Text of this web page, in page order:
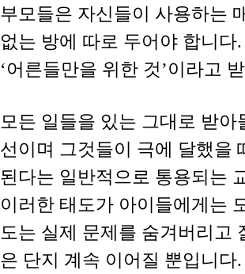
부모들은 자신들이 사용하는
없는 방에 따로 두어야 합니
‘어른들만을 위한 것’이라고
모든 일들을 있는 그대로 받
선이며 그것들이 극에 달했을
된다는 일반적으로 통용되는
이러한 태도가 아이들에게는
도는 실제 문제를 숨겨버리고
은 단지 계속 이어질 뿐입니다.